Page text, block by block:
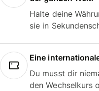
Halte deine
sie in
Eine
Du musst dir
den Wechselkurs